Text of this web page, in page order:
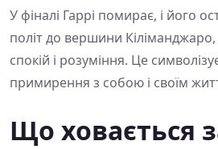
У фіналі Гаррі помирає, і його
політ до вершини Кіліманджаро,
спокій і розуміння. Це
примирення з собою і своїм
Що ховається